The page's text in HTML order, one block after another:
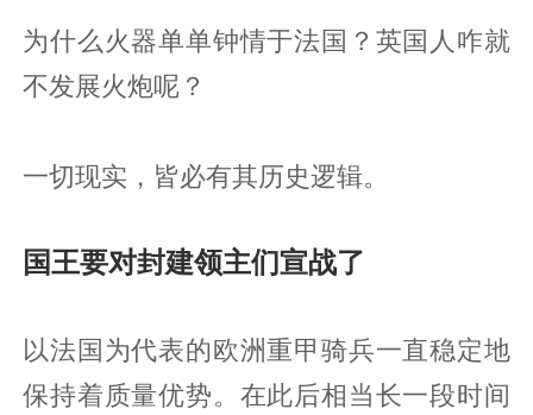
为什么火器单单钟情于法国？英国人咋就
不发展火炮呢？
一切现实，皆必有其历史逻辑。
国王要对封建领主们宣战了
以法国为代表的欧洲重甲骑兵一直稳定地
保持着质量优势。在此后相当长一段时间